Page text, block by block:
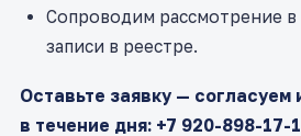
Сопроводим рассмотрение
записи в реестре.
Оставьте заявку — согласуем
в течение дня: +7 920-898-17-